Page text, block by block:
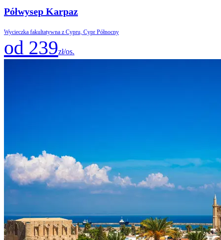
Półwysep Karpaz
Wycieczka fakultatywna z Cypru, Cypr Północny
od 239zł/os.